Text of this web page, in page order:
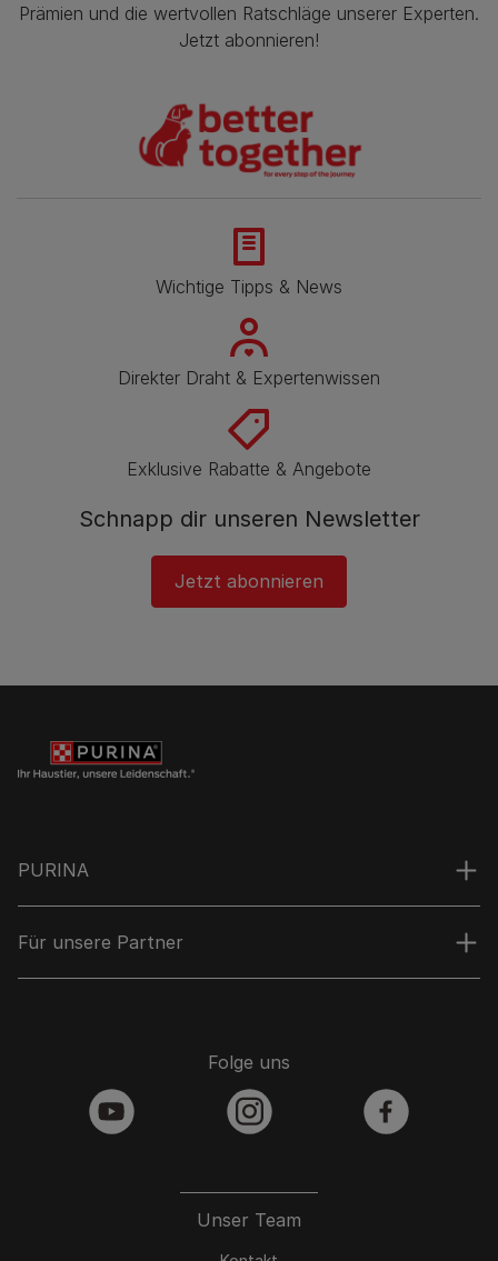
Prämien und die wertvollen Ratschläge unserer Experten.
Jetzt abonnieren!
Wichtige Tipps & News
Direkter Draht & Expertenwissen
Exklusive Rabatte & Angebote
Schnapp dir unseren Newsletter
Jetzt abonnieren
PURINA
Für unsere Partner
Unser Team
Folge uns
youtube instagram facebook